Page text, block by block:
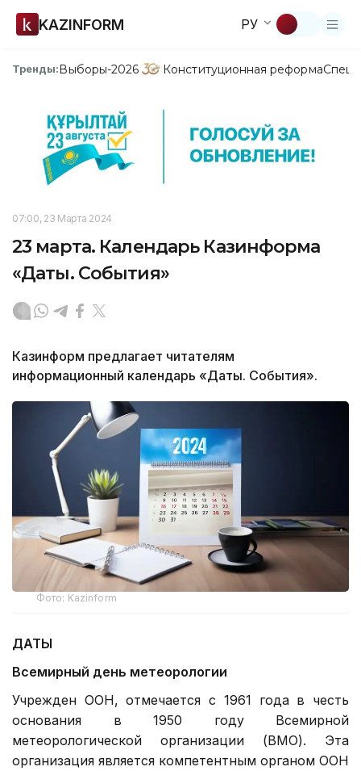
KAZINFORM РУ
Тренды:Выборы-2026 Конституционная реформа
07:00, 23 Марта 2024
23 марта. Календарь Казинформа
«Даты. События»
Казинформ предлагает читателям
информационный календарь «Даты. События».
Фото: Kazinform
ДАТЫ
Всемирный день метеорологии
Учрежден ООН, отмечается с 1961 года в честь
основания в 1950 году Всемирной
метеорологической организации (ВМО). Эта
организация является компетентным органом ООН